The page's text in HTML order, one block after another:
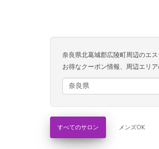
奈良県北葛城郡広陵町周辺のエ
お得なクーポン情報、周辺エリ
奈良県
すべてのサロン メンズOK